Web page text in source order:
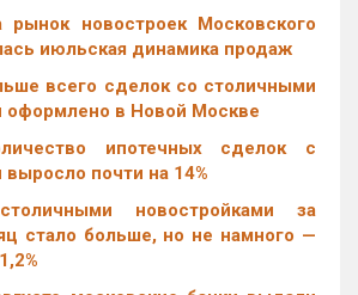
рынок новостроек Московского
июльская динамика продаж
всего сделок со столичными
оформлено в Новой Москве
ипотечных сделок с
почти на 14%
новостройками за
стало больше, но не намного —